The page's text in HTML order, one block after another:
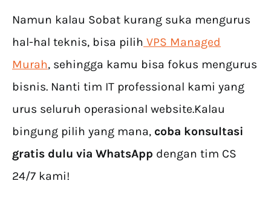
Namun kalau Sobat kurang suka mengurus
hal-hal teknis, bisa pilih VPS Managed
Murah, sehingga kamu bisa fokus mengurus
bisnis. Nanti tim IT professional kami yang
urus seluruh operasional website.Kalau
bingung pilih yang mana, coba konsultasi
gratis dulu via WhatsApp dengan tim CS
24/7 kami!